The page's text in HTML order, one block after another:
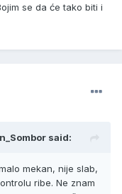
se da će tako biti i
said:
mekan, nije slab,
ribe. Ne znam